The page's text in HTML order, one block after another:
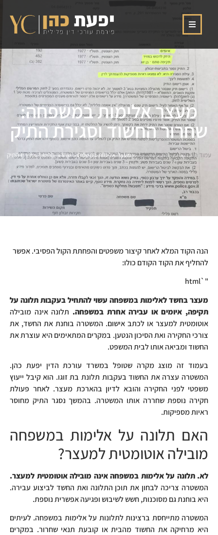
מעצר אלימות במשפחה:
שחרור החשוד וסגירת התיק
עמוד הבית»בלוג ומידע משפטי»מעצר אלימות במשפחה: שחרור החשוד וסגירת התיק
הנה הקוד המלא לאחר קיצור משפטים והפחתת הקול הפסיבי. אפשר
להחליף את הקוד הקודם כולו:
"`html
מעצר בחשד לאלימות במשפחה עשוי להתחיל בעקבות תלונה על
תקיפה, איומים או עבירה אחרת במשפחה. תלונה אינה מובילה
אוטומטית למעצר או לכתב אישום. המשטרה בוחנת את החשד, את
צורכי החקירה ואת הסיכון הנטען. במקרים המתאימים היא עוצרת את
החשוד ומביאה אותו לבית המשפט.
בעמוד זה מוצג מקרה שטופל במשרד עורכת הדין יפעת כהן.
המשטרה עצרה את החשוד בעקבות תלונת בת זוגו. הוא קיבל ייעוץ
משפטי לפני החקירה והובא לדיון בהארכת מעצר. לאחר פעולת
חקירה נוספת שחררה אותו המשטרה. בהמשך נסגר התיק מחוסר
ראיות מספיקות.
האם תלונה על אלימות במשפחה
מובילה אוטומטית למעצר?
לא. תלונה על אלימות במשפחה אינה מובילה אוטומטית למעצר.
המשטרה צריכה לבחון את תוכן התלונה ואת החשד לביצוע עבירה.
היא בוחנת גם מסוכנות, חשש לשיבוש ופגיעה אפשרית נוספת.
המשטרה מתייחסת ברצינות לתלונות על אלימות במשפחה. לעיתים
היא מרחיקה את החשוד מהבית או קובעת תנאי שחרור. במקרים